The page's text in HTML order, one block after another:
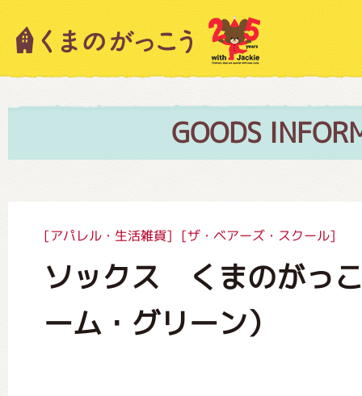
GOODS
[アパレル・生活雑貨] [ザ・ベアーズ・スクール]
ソックス くまのがっ
ーム・グリーン）
キャラクター紹介
絵本・作家紹介